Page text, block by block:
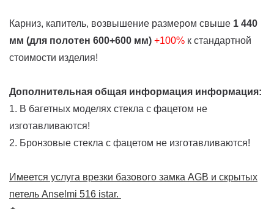
Карниз, капитель, возвышение размером свыше 1 440
мм (для полотен 600+600 мм) +100% к стандартной
стоимости изделия!
Дополнительная общая информация информация:
1. В багетных моделях стекла с фацетом не
изготавливаются!
2. Бронзовые стекла с фацетом не изготавливаются!
Имеется услуга врезки базового замка AGB и скрытых
петель Anselmi 516 istar.